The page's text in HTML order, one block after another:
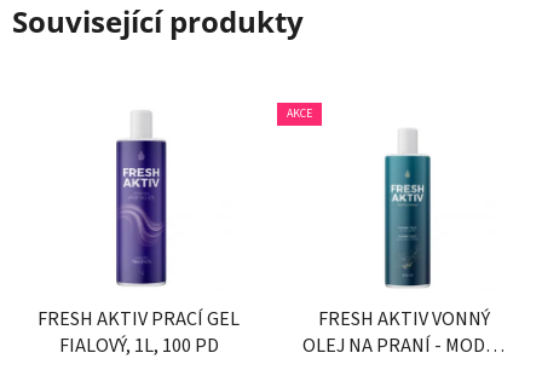
Související produkty
FRESH AKTIV PRACÍ GEL
FIALOVÝ, 1L, 100 PD
AKCE
FRESH AKTIV VONNÝ
OLEJ NA PRANÍ - MODRÝ